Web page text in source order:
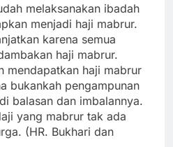
melaksanakan ibadah
menjadi haji mabrur.
karena semua
haji mabrur.
mendapatkan haji mabrur
bukankah pengampunan
balasan dan imbalannya.
yang mabrur tak ada
(HR. Bukhari dan